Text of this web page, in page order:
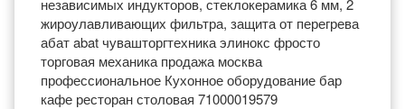
независимых индукторов, стеклокерамика 6 мм, 2
жироулавливающих фильтра, защита от перегрева
абат abat чувашторгтехника элинокс фросто
торговая механика продажа москва
профессиональное Кухонное оборудование бар
кафе ресторан столовая 71000019579